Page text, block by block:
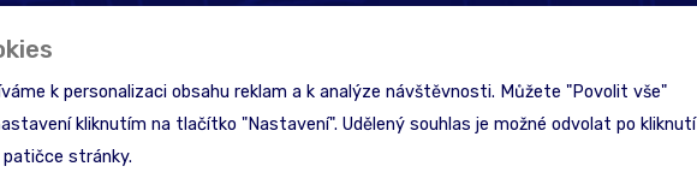
k personalizaci obsahu reklam a k analýze návštěvnosti. Můžete "Povolit vše"
kliknutím na tlačítko "Nastavení". Udělený souhlas je možné odvolat po kliknutí
patičce stránky.